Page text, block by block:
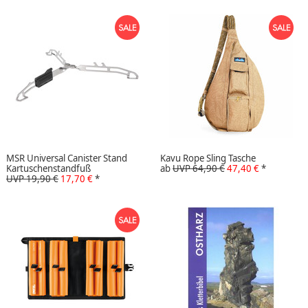
MSR Universal Canister Stand
Kartuschenstandfuß
UVP 19,90 € 17,70 €*
Kavu Rope Sling Tasche
abUVP 64,90 €47,40 €*